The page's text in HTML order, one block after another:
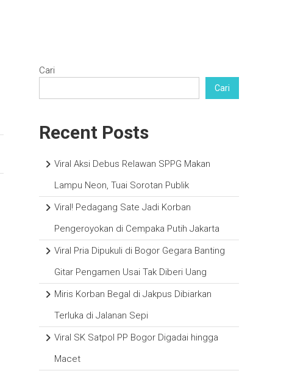
Cari
Cari
Recent Posts
Viral Aksi Debus Relawan SPPG Makan
Lampu Neon, Tuai Sorotan Publik
Viral! Pedagang Sate Jadi Korban
Pengeroyokan di Cempaka Putih Jakarta
Viral Pria Dipukuli di Bogor Gegara Banting
Gitar Pengamen Usai Tak Diberi Uang
Miris Korban Begal di Jakpus Dibiarkan
Terluka di Jalanan Sepi
Viral SK Satpol PP Bogor Digadai hingga
Macet